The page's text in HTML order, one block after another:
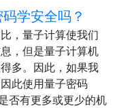
学安全吗？
，量子计算使我们
，但是量子计算机
多。因此，如果我
此使用量子密码
否有更多或更少的机